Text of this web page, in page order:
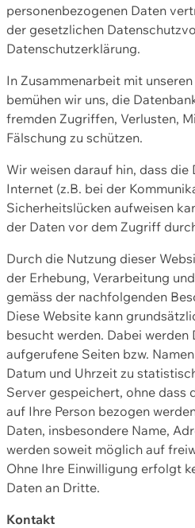
personenbezogenen Daten
der gesetzlichen
Datenschutzerklärung.
In Zusammenarbeit mit
bemühen wir uns, die
fremden Zugriffen, Verlusten,
Fälschung zu schützen.
Wir weisen darauf hin, dass
Internet (z.B. bei der
Sicherheitslücken aufweisen
der Daten vor dem Zugriff
Durch die Nutzung dieser
der Erhebung, Verarbeitung
gemäss der nachfolgenden
Diese Website kann
besucht werden. Dabei werden
aufgerufene Seiten bzw.
Datum und Uhrzeit zu
Server gespeichert, ohne dass
auf Ihre Person bezogen
Daten, insbesondere Name,
werden soweit möglich auf
Ohne Ihre Einwilligung erfolgt
Daten an Dritte.
Kontakt